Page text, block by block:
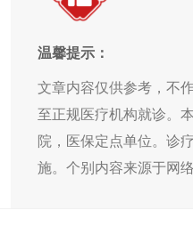
温馨提示：
文章内容仅供参考，不
至正规医疗机构就诊。
院，医保定点单位。诊
施。个别内容来源于网